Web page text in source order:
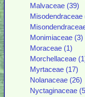
Malvaceae (39)
Misodendraceae
Monimiaceae (3)
Moraceae (1)
Morchellaceae
Myrtaceae (17)
Nolanaceae (26)
Nyctaginaceae